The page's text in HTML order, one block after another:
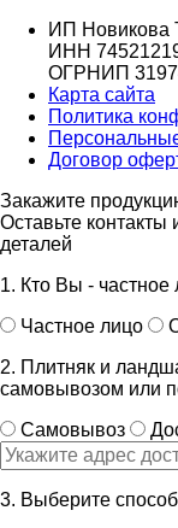
ИП Новикова
ИНН
ОГРНИП
Карта сайта
Политика
Договор
Закажите
Оставьте
деталей
1. Кто Вы - частное
Частное лицо
2. Плитняк и
самовывозом или
Самовывоз
3. Выберите